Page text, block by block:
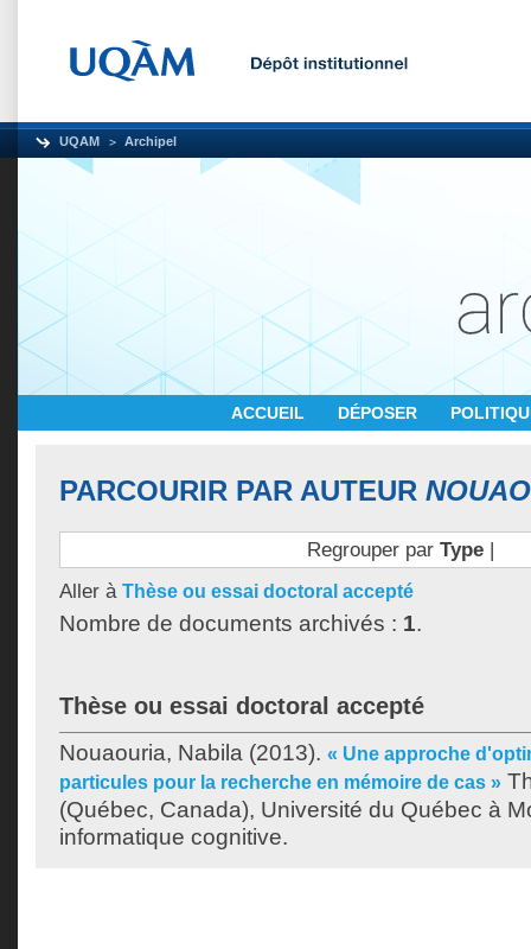
UQAM Archipel
ACCUEIL DÉPOSER
PARCOURIR PAR AUTEUR
Regrouper par Type|
Aller à Thèse ou essai doctoral accepté
Nombre de documents archivés : 1.
Thèse ou essai doctoral accepté
Nouaouria, Nabila (2013). « Une approche
particules pour la recherche en mémoire de cas »
(Québec, Canada), Université du Québec à
informatique cognitive.